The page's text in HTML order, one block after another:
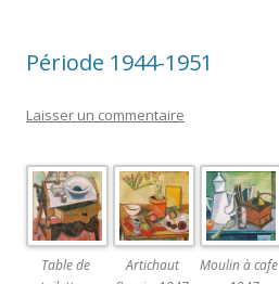
Période 1944-1951
Laisser un commentaire
Table de
Artichaut
Moulin à cafe